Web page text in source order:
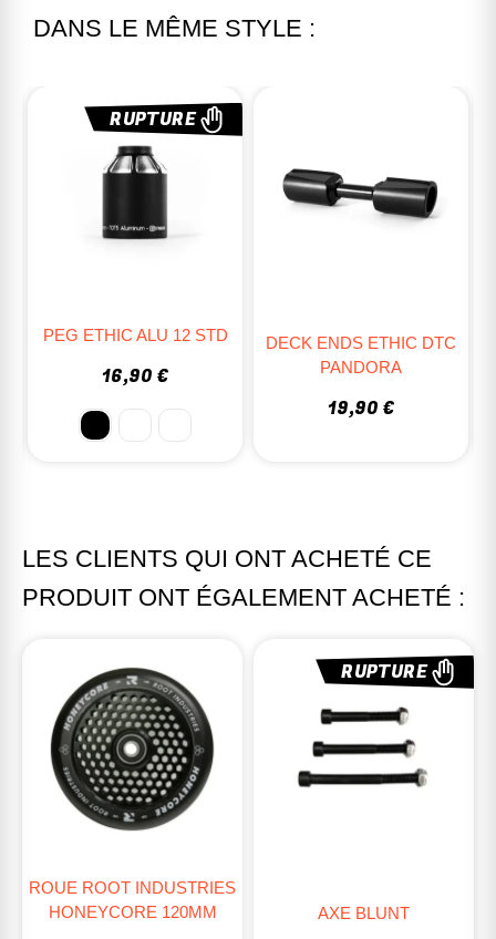
DANS LE MÊME STYLE :
DECK ENDS ETHIC DTC
PANDORA
19,90 €
PEGS BLUNT (PAIRE)
15,95 €
LES CLIENTS QUI ONT ACHETÉ CE
PRODUIT ONT ÉGALEMENT ACHETÉ :
ROUE ROOT INDUSTRIES
HONEYCORE 120MM
RUPTURE
AXE BLUNT